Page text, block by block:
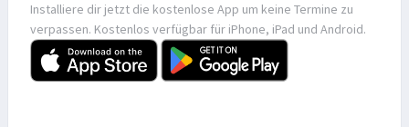
Installiere dir jetzt die kostenlose App um keine Termine zu
verpassen. Kostenlos verfügbar für iPhone, iPad und Android.